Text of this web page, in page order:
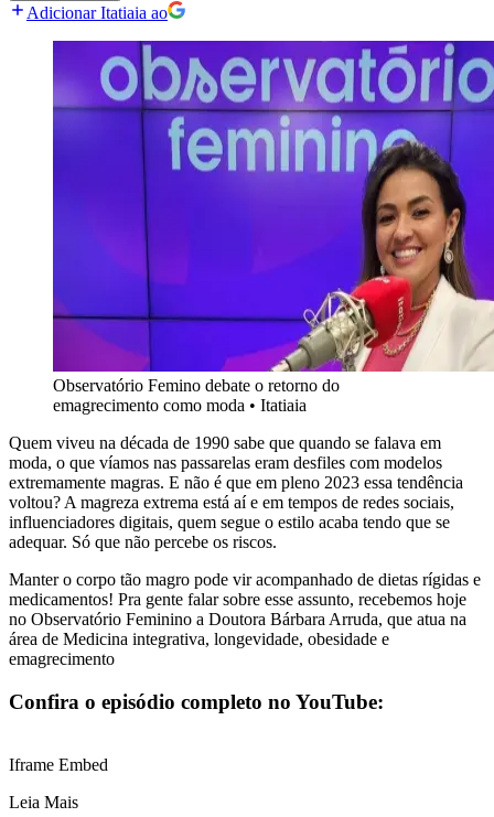
Adicionar Itatiaia ao
Observatório Femino debate o retorno do
emagrecimento como moda • Itatiaia
Quem viveu na década de 1990 sabe que quando se falava em
moda, o que víamos nas passarelas eram desfiles com modelos
extremamente magras. E não é que em pleno 2023 essa tendência
voltou? A magreza extrema está aí e em tempos de redes sociais,
influenciadores digitais, quem segue o estilo acaba tendo que se
adequar. Só que não percebe os riscos.
Manter o corpo tão magro pode vir acompanhado de dietas rígidas e
medicamentos! Pra gente falar sobre esse assunto, recebemos hoje
no Observatório Feminino a Doutora Bárbara Arruda, que atua na
área de Medicina integrativa, longevidade, obesidade e
emagrecimento
Confira o episódio completo no YouTube:
Iframe Embed
Leia Mais